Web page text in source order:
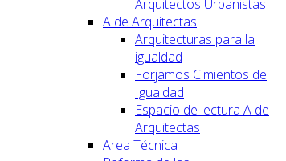
Arquitectos Urbanistas
A de Arquitectas
Arquitecturas para la
igualdad
Forjamos Cimientos de
Igualdad
Espacio de lectura A de
Arquitectas
Area Técnica